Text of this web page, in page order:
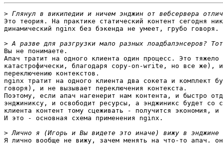
>
Это теория. На практике статический контент сегодня
динамический nginx без бэкенда не умеет, грубо говоря.
>
Вы не понимаете.
Апач тратит на одного клиента один процесс. Это
катастрофически, благодаря copy-on-write, но все же),
переключению контекстов.
nginx тратит на одного клиента два сокета и комплект
говоря), и не вызывает переключения контекста.
Поэтому, если апач нагенерит нам контента, и быстро
энджиниксу, и освободит ресурсы, а энджиникс будет со
клиента контент тому сцеживать - получится экономия, и
И это - основная схема применения nginx.
>
Я лично вообще не вижу, зачем менять на что-то апач.